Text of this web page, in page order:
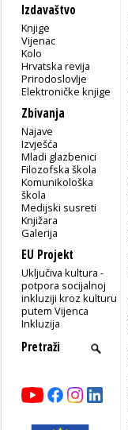
Izdavaštvo
Knjige
Vijenac
Kolo
Hrvatska revija
Prirodoslovlje
Elektroničke knjige
Zbivanja
Najave
Izvješća
Mladi glazbenici
Filozofska škola
Komunikološka
škola
Medijski susreti
Knjižara
Galerija
EU Projekt
Uključiva kultura -
potpora socijalnoj
inkluziji kroz kulturu
putem Vijenca
Inkluzija